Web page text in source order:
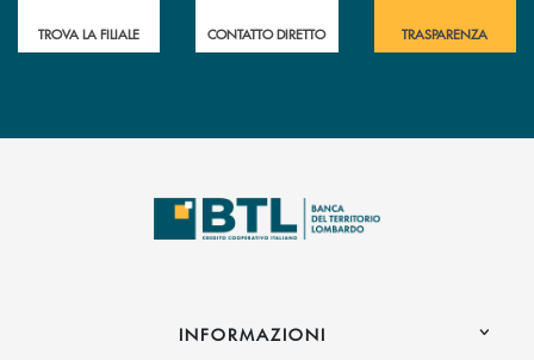
TROVA LA FILIALE CONTATTO DIRETTO TRASPARENZA
INFORMAZIONI